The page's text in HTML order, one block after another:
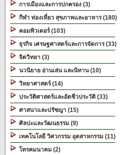
การเมืองและการปกครอง (3)
กีฬา ท่องเที่ยว สุขภาพและอาหาร (180)
คอมพิวเตอร์ (103)
ธุรกิจ เศรษฐศาสตร์และการจัดการ (33)
จิตวิทยา (3)
นวนิยาย อ่านเล่น และนิทาน (10)
วิทยาศาสตร์ (14)
ประวัติศาสตร์และอัตชีวประวัติ (33)
ศาสนาและปรัชญา (15)
ศิลปะและวัฒนธรรม (9)
เทคโนโลยี วิศวกรรม อุตสาหกรรม (11)
โทรคมนาคม (2)